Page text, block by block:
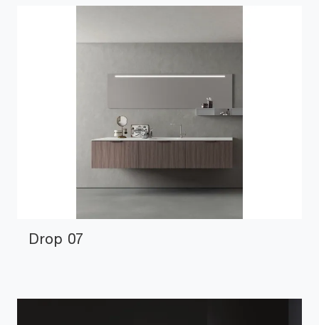
Drop 07